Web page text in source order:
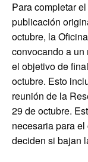
Para completar
publicación
octubre, la
convocando a un
el objetivo de
octubre. Esto
reunión de la
29 de octubre.
necesaria para
deciden si bajan